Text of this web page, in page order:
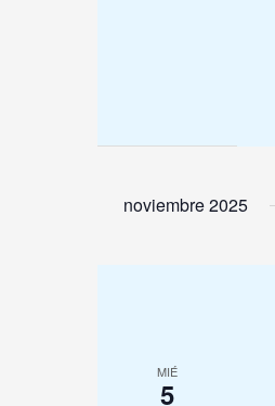
noviembre 2025
MIÉ
5